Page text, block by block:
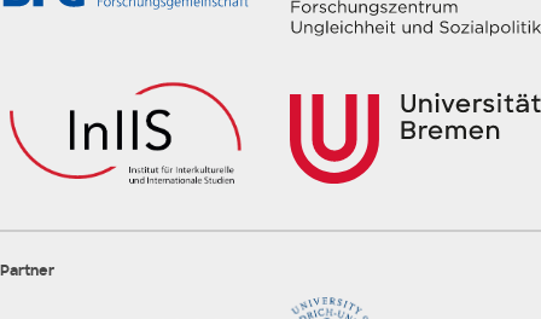
Partner